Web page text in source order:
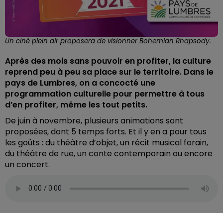
Un ciné plein air proposera de visionner Bohemian Rhapsody.
Après des mois sans pouvoir en profiter, la culture
reprend peu à peu sa place sur le territoire. Dans le
pays de Lumbres, on a concocté une
programmation culturelle pour permettre à tous
d’en profiter, même les tout petits.
De juin à novembre, plusieurs animations sont
proposées, dont 5 temps forts. Et il y en a pour tous
les goûts : du théâtre d’objet, un récit musical forain,
du théâtre de rue, un conte contemporain ou encore
un concert.